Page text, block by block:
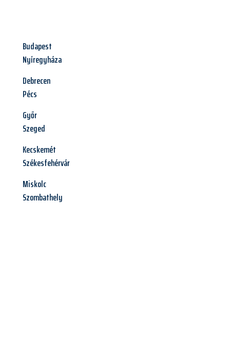
Budapest
Nyíregyháza
Debrecen
Pécs
Győr
Szeged
Kecskemét
Székesfehérvár
Miskolc
Szombathely